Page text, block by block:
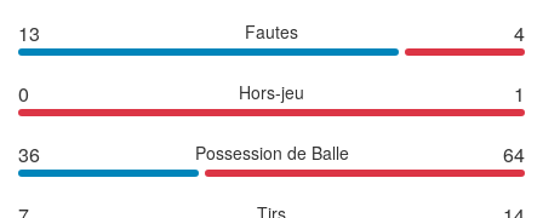
13 Fautes 4
0 Hors-jeu 1
36 Possession de Balle 64
Tirs